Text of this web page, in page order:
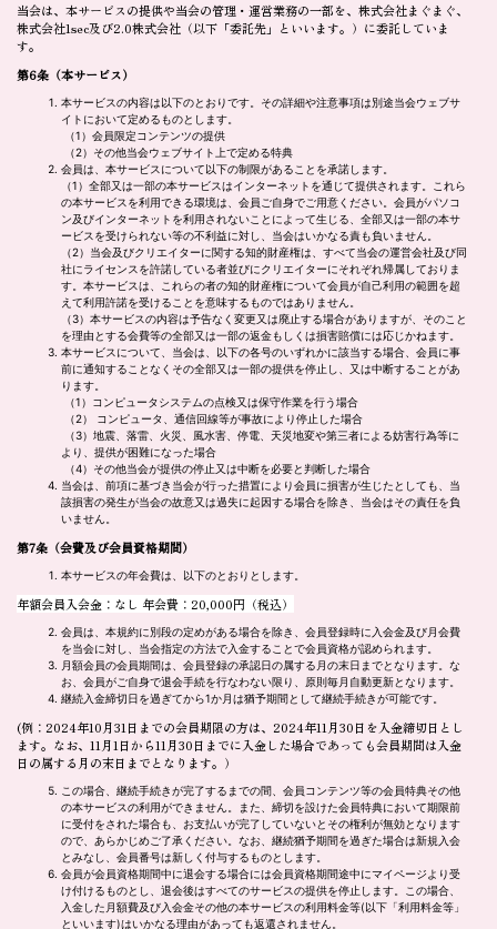
当会は、本サービスの提供や当会の管理・運営業務の一部を、株式会社まぐまぐ、
株式会社1sec及び2.0株式会社（以下「委託先」といいます。）に委託していま
す。
第6条 （本サービス）
本サービスの内容は以下のとおりです。その詳細や注意事項は別途当会ウェブサ
イトにおいて定めるものとします。
（1）会員限定コンテンツの提供
（2）その他当会ウェブサイト上で定める特典
会員は、本サービスについて以下の制限があることを承諾します。
（1）全部又は一部の本サービスはインターネットを通じて提供されます。これら
の本サービスを利用できる環境は、会員ご自身でご用意ください。会員がパソコ
ン及びインターネットを利用されないことによって生じる、全部又は一部の本サ
ービスを受けられない等の不利益に対し、当会はいかなる責も負いません。
（2）当会及びクリエイターに関する知的財産権は、すべて当会の運営会社及び同
社にライセンスを許諾している者並びにクリエイターにそれぞれ帰属しておりま
す。本サービスは、これらの者の知的財産権について会員が自己利用の範囲を超
えて利用許諾を受けることを意味するものではありません。
（3）本サービスの内容は予告なく変更又は廃止する場合がありますが、そのこと
を理由とする会費等の全部又は一部の返金もしくは損害賠償には応じかねます。
本サービスについて、当会は、以下の各号のいずれかに該当する場合、会員に事
前に通知することなくその全部又は一部の提供を停止し、又は中断することがあ
ります。
（1）コンピュータシステムの点検又は保守作業を行う場合
（2） コンピュータ、通信回線等が事故により停止した場合
（3）地震、落雷、火災、風水害、停電、天災地変や第三者による妨害行為等に
より、提供が困難になった場合
（4）その他当会が提供の停止又は中断を必要と判断した場合
当会は、前項に基づき当会が行った措置により会員に損害が生じたとしても、当
該損害の発生が当会の故意又は過失に起因する場合を除き、当会はその責任を負
いません。
第7条（会費及び会員資格期間）
本サービスの年会費は、以下のとおりとします。
年額会員入会金：なし 年会費：20,000円（税込）
会員は、本規約に別段の定めがある場合を除き、会員登録時に入会金及び月会費
を当会に対し、当会指定の方法で入金することで会員資格が認められます。
月額会員の会員期間は、会員登録の承認日の属する月の末日までとなります。な
お、会員がご自身で退会手続を行なわない限り、原則毎月自動更新となります。
継続入金締切日を過ぎてから1か月は猶予期間として継続手続きが可能です。
(例：2024年10月31日までの会員期限の方は、2024年11月30日を入金締切日とし
ます。なお、11月1日から11月30日までに入金した場合であっても会員期間は入金
日の属する月の末日までとなります。）
この場合、継続手続きが完了するまでの間、会員コンテンツ等の会員特典その他
の本サービスの利用ができません。また、締切を設けた会員特典において期限前
に受付をされた場合も、お支払いが完了していないとその権利が無効となります
ので、あらかじめご了承ください。なお、継続猶予期間を過ぎた場合は新規入会
とみなし、会員番号は新しく付与するものとします。
会員が会員資格期間中に退会する場合には会員資格期間途中にマイページより受
け付けるものとし、退会後はすべてのサービスの提供を停止します。この場合、
入金した月額費及び入会金その他の本サービスの利用料金等(以下「利用料金等」
といいます)はいかなる理由があっても返還されません。